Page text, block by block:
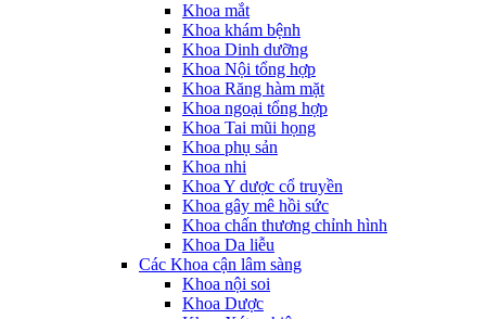
Khoa mắt
Khoa khám bệnh
Khoa Dinh dưỡng
Khoa Nội tổng hợp
Khoa Răng hàm mặt
Khoa ngoại tổng hợp
Khoa Tai mũi họng
Khoa phụ sản
Khoa nhi
Khoa Y dược cổ truyền
Khoa gây mê hồi sức
Khoa chấn thương chỉnh hình
Khoa Da liễu
Các Khoa cận lâm sàng
Khoa nội soi
Khoa Dược